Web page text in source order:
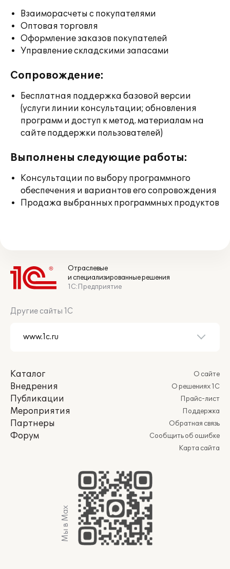
Взаиморасчеты с покупателями
Оптовая торговля
Оформление заказов покупателей
Управление складскими запасами
Сопровождение:
Бесплатная поддержка базовой версии
(услуги линии консультации; обновления
программ и доступ к метод. материалам на
сайте поддержки пользователей)
Выполнены следующие работы:
Консультации по выбору программного
обеспечения и вариантов его сопровождения
Продажа выбранных программных продуктов
Отраслевые
и специализированные решения
1С:Предприятие
Другие сайты 1С
Каталог
Внедрения
Публикации
Мероприятия
Партнеры
Форум
О сайте
О решениях 1С
Прайс-лист
Поддержка
Обратная связь
Сообщить об ошибке
Карта сайта
Мы в Max